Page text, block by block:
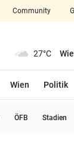
closeSchließen
arrow_right
Community
27°C
Wien Politik
ÖFB Stadien